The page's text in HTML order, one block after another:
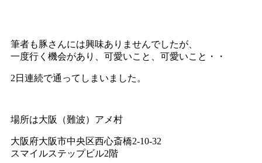
筆者も豚さんには興味ありませんでしたが、
一度行く機会があり、可愛いこと、可愛いこと・・
2日連続で通ってしまいました。
場所は大阪（難波）アメ村
大阪府大阪市中央区西心斎橋2-10-32
スマイルステップビル2階